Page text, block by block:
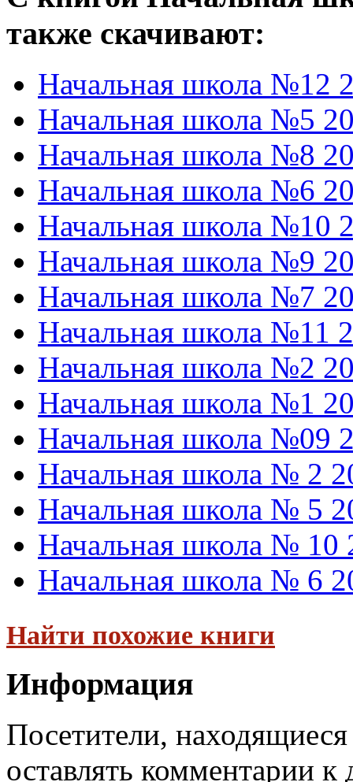
также скачивают:
Начальная школа №12
Начальная школа №5
Начальная школа №8
Начальная школа №6
Начальная школа №10
Начальная школа №9
Начальная школа №7
Начальная школа №11
Начальная школа №2
Начальная школа №1
Начальная школа №09
Начальная школа № 2
Начальная школа № 5
Начальная школа № 10
Начальная школа № 6
Найти похожие книги
Информация
Посетители,
оставлять комментарии к